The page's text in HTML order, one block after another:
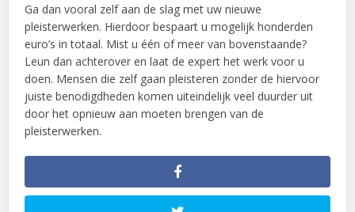
Ga dan vooral zelf aan de slag met uw nieuwe
pleisterwerken. Hierdoor bespaart u mogelijk honderden
euro’s in totaal. Mist u één of meer van bovenstaande?
Leun dan achterover en laat de expert het werk voor u
doen. Mensen die zelf gaan pleisteren zonder de hiervoor
juiste benodigdheden komen uiteindelijk veel duurder uit
door het opnieuw aan moeten brengen van de
pleisterwerken.